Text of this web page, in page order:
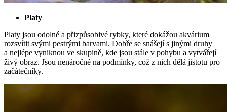
Platy
Platy jsou odolné a přizpůsobivé rybky, které dokážou akvárium
rozsvítit svými pestrými barvami. Dobře se snášejí s jinými druhy
a nejlépe vyniknou ve skupině, kde jsou stále v pohybu a vytvářejí
živý obraz. Jsou nenáročné na podmínky, což z nich dělá jistotu pro
začátečníky.